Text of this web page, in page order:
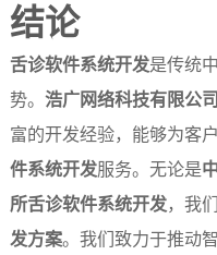
结论
舌诊软件系统开发是传统
势。 浩广网络科技有限公司
富的开发经验，能够为客
件系统开发服务。无论是
所舌诊软件系统开发，我
发方案。我们致力于推动